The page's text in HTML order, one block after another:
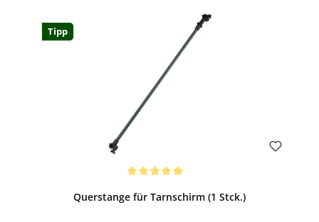
Tipp
Querstange für Tarnschirm (1 Stck.)